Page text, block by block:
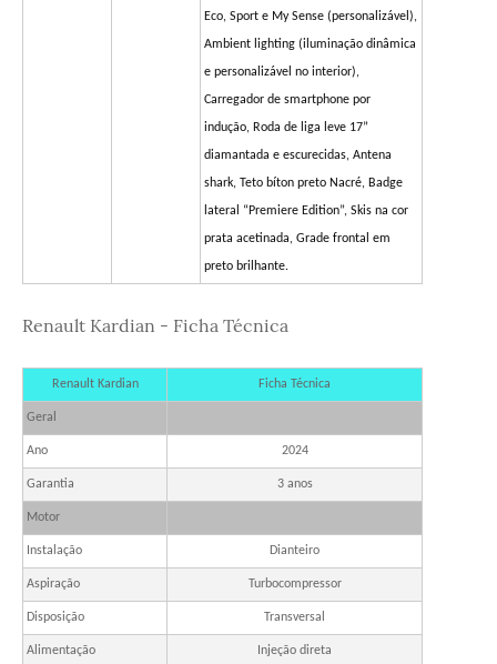
Eco, Sport e My Sense (personalizável),
Ambient lighting (iluminação dinâmica
e personalizável no interior),
Carregador de smartphone por
indução, Roda de liga leve 17”
diamantada e escurecidas, Antena
shark, Teto bíton preto Nacré, Badge
lateral “Premiere Edition”, Skis na cor
prata acetinada, Grade frontal em
preto brilhante.
Renault Kardian - Ficha Técnica
Renault Kardian Ficha Técnica
Geral
Ano 2024
Garantia 3 anos
Motor
Instalação Dianteiro
Aspiração Turbocompressor
Disposição Transversal
Alimentação Injeção direta